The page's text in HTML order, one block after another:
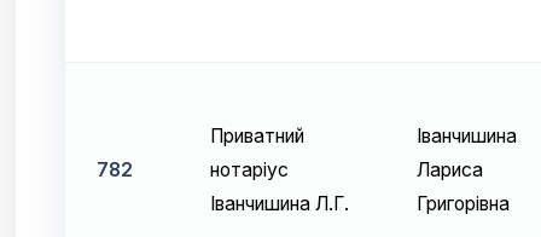
782
Приватний
нотаріус
Іванчишина Л.Г.
Іванчишина
Лариса
Григорівна